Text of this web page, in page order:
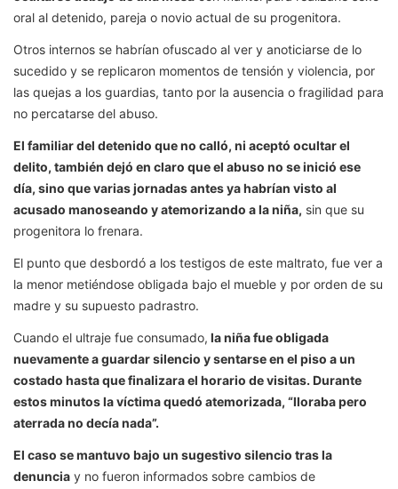
oral al detenido, pareja o novio actual de su progenitora.
Otros internos se habrían ofuscado al ver y anoticiarse de lo
sucedido y se replicaron momentos de tensión y violencia, por
las quejas a los guardias, tanto por la ausencia o fragilidad para
no percatarse del abuso.
El familiar del detenido que no calló, ni aceptó ocultar el
delito, también dejó en claro que el abuso no se inició ese
día, sino que varias jornadas antes ya habrían visto al
acusado manoseando y atemorizando a la niña, sin que su
progenitora lo frenara.
El punto que desbordó a los testigos de este maltrato, fue ver a
la menor metiéndose obligada bajo el mueble y por orden de su
madre y su supuesto padrastro.
Cuando el ultraje fue consumado, la niña fue obligada
nuevamente a guardar silencio y sentarse en el piso a un
costado hasta que finalizara el horario de visitas. Durante
estos minutos la víctima quedó atemorizada, “lloraba pero
aterrada no decía nada”.
El caso se mantuvo bajo un sugestivo silencio tras la
denuncia y no fueron informados sobre cambios de